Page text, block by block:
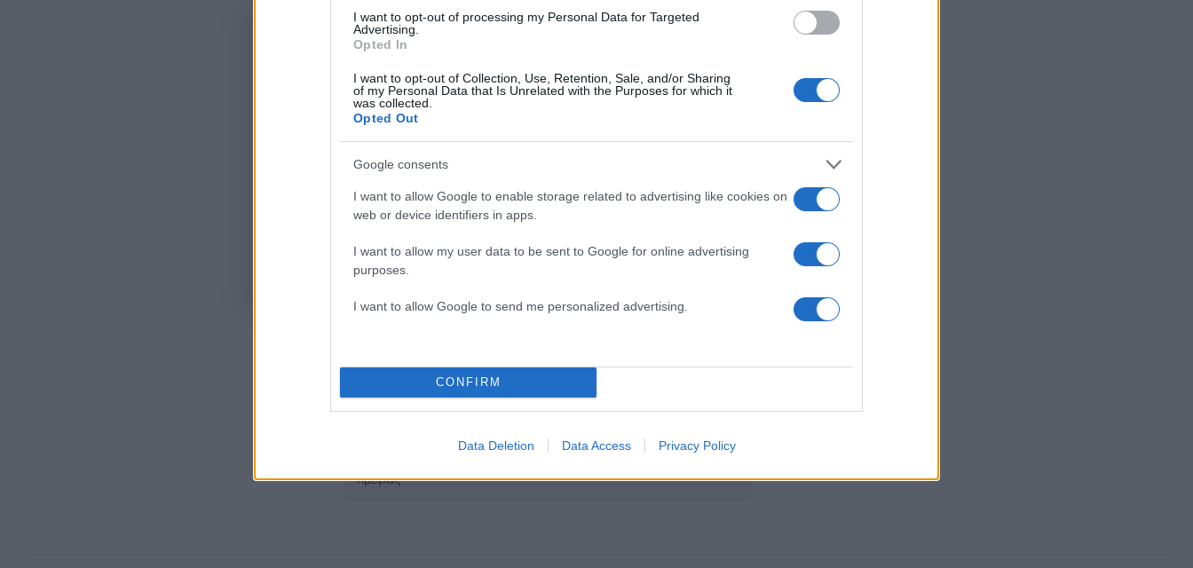
I want to opt-out of processing my Personal Data for Targeted
Advertising.
Opted In
I want to opt-out of Collection, Use, Retention, Sale, and/or Sharing
of my Personal Data that Is Unrelated with the Purposes for which it
was collected.
Opted Out
Google consents
I want to allow Google to enable storage related to advertising like cookies on
web or device identifiers in apps.
I want to allow my user data to be sent to Google for online advertising
purposes.
I want to allow Google to send me personalized advertising.
CONFIRM
Data Deletion Data Access Privacy Policy
50 /50
2000 /2000
. Το site προστατεύεται από reCAPTCHA, ισχύουν
ΣΑΝ ΑΝΤΟΝΙΟ ΣΠΕΡΣ
Share:
Ακολουθήστε το Νewsit.gr στο Google Newsκαι ενημερωθείτε
ημέρας